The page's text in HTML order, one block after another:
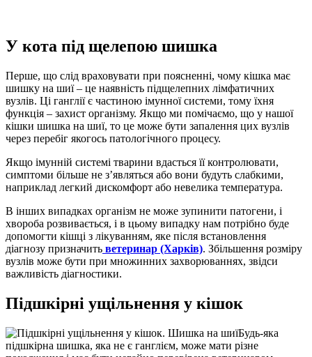
У кота під щелепою шишка
Перше, що слід враховувати при поясненні, чому кішка має
шишку на шиї – це наявність підщелепних лімфатичних
вузлів. Ці ганглії є частиною імунної системи, тому їхня
функція – захист організму. Якщо ми помічаємо, що у нашої
кішки шишка на шиї, то це може бути запалення цих вузлів
через перебіг якогось патологічного процесу.
Якщо імунній системі тварини вдасться її контролювати,
симптоми більше не з’являться або вони будуть слабкими,
наприклад легкий дискомфорт або невелика температура.
В інших випадках організм не може зупинити патогени, і
хвороба розвивається, і в цьому випадку нам потрібно буде
допомогти кішці з лікуванням, яке після встановлення
діагнозу призначить ветеринар (Харків). Збільшення розміру
вузлів може бути при множинних захворюваннях, звідси
важливість діагностики.
Підшкірні ущільнення у кішок
Будь-яка
підшкірна шишка, яка не є ганглієм, може мати різне